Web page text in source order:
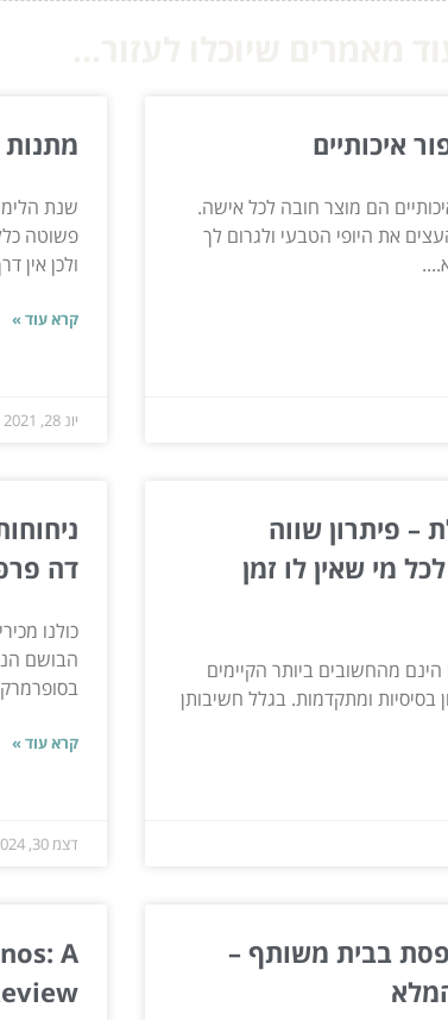
איכותיים
הם מוצר חובה לכל אישה.
את היופי הטבעי ולגרום לך
מתנות
שנת
פשוטה
ולכן אין
קרא עוד »
יונ 28, 2021
– פיתרון שווה
מי שאין לו זמן
מהחשובים ביותר הקיימים
בסיסיות ומתקדמות. בגלל חשיבותן
דה
כולנו
הבושם
קרא עוד »
דצמ 30, 2024
בבית משותף –
A